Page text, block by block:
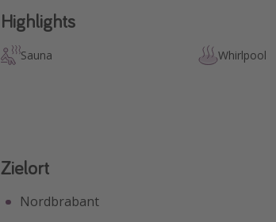
Highlights
Sauna Whirlpool
Zielort
Nordbrabant